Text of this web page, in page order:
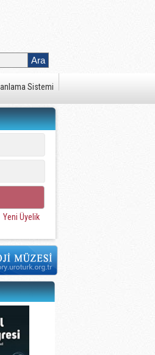
Sistemi
Yeni Üyelik